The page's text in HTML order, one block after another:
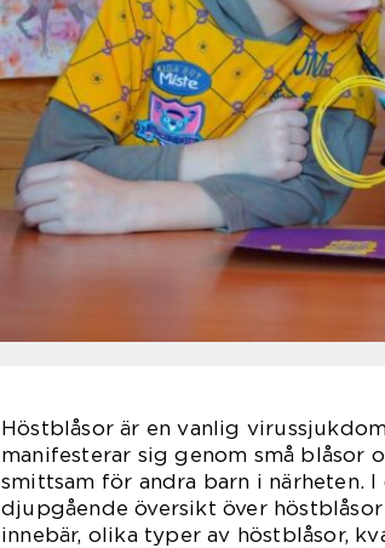
Höstblåsor är en vanlig
manifesterar sig genom små blåsor
smittsam för andra barn i närheten.
djupgående översikt över
innebär, olika typer av höstblåsor,